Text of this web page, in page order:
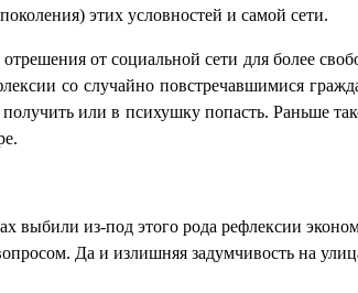
этих условностей и самой сети.
отрешения от социальной сети для более
со случайно повстречавшимися
или в психушку попасть. Раньше
из-под этого рода рефлексии
Да и излишняя задумчивость на